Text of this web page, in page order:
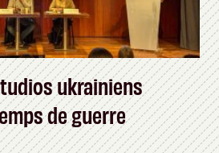
ukrainiens
de guerre